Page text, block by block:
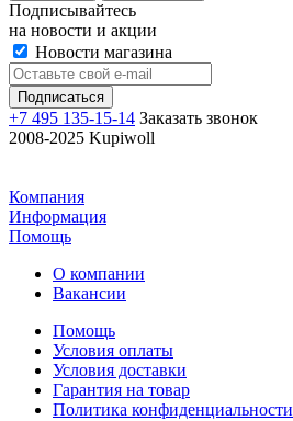
Подписывайтесь
на новости и акции
Новости магазина
+7 495 135-15-14 Заказать звонок
2008-2025 Kupiwoll
Компания
Информация
Помощь
О компании
Вакансии
Помощь
Условия оплаты
Условия доставки
Гарантия на товар
Политика конфиденциальности